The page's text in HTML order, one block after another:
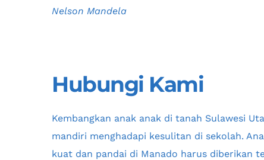
Nelson Mandela
Hubungi Kami
Kembangkan anak anak di tanah Sulawesi
mandiri menghadapi kesulitan di sekolah.
kuat dan pandai di Manado harus diberikan